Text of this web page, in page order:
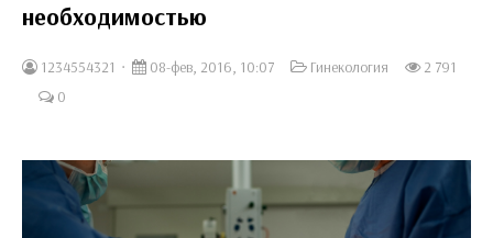
необходимостью
1234554321 08-фев, 2016, 10:07 Гинекология
2 791
0